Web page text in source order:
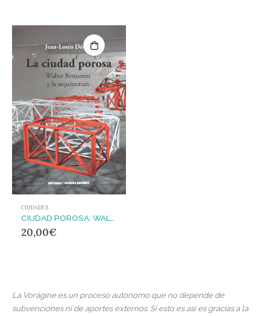
CIUDADES
20,00€
La Vorágine es un proceso autónomo que no depende de
subvenciones ni de aportes externos. Si esto es así es gracias a la